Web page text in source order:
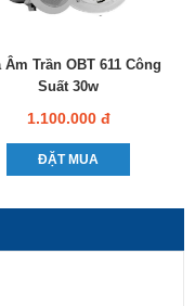
Âm Trần OBT 611 Công
Suất 30w
1.100.000 đ
ĐẶT MUA